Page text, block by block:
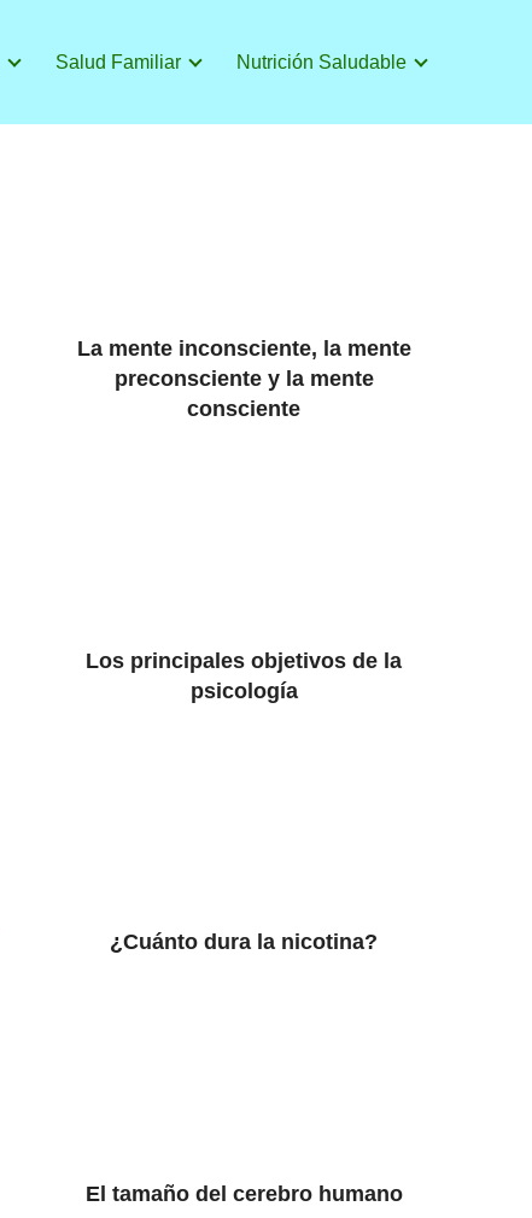
Salud Familiar Nutrición Saludable
La mente inconsciente, la mente
preconsciente y la mente
consciente
Los principales objetivos de la
psicología
¿Cuánto dura la nicotina?
El tamaño del cerebro humano